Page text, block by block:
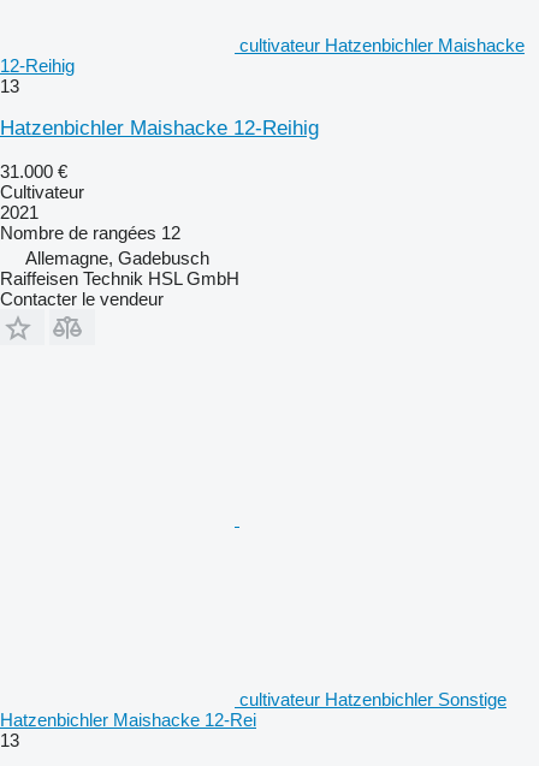
cultivateur Hatzenbichler Maishacke
12-Reihig
13
Hatzenbichler Maishacke 12-Reihig
31.000 €
Cultivateur
2021
Nombre de rangées 12
Allemagne, Gadebusch
Raiffeisen Technik HSL GmbH
Contacter le vendeur
cultivateur Hatzenbichler Sonstige
Hatzenbichler Maishacke 12-Rei
13